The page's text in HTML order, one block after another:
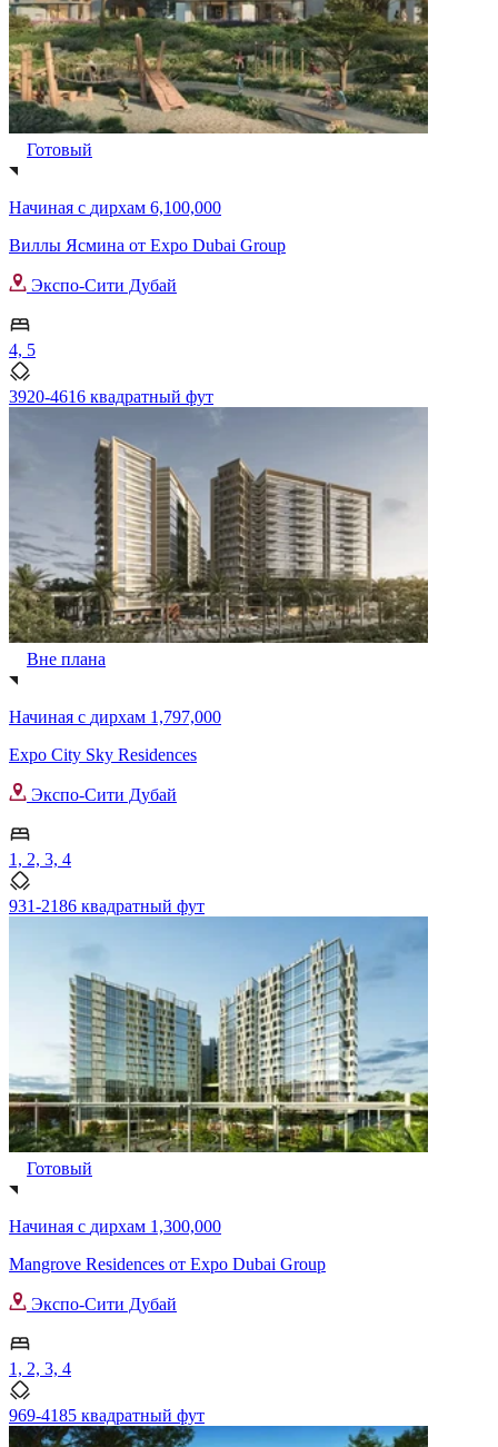
Готовый
Начиная с дирхам 6,100,000
Виллы Ясмина от Expo Dubai Group
Экспо-Сити Дубай
4, 5
3920-4616 квадратный фут
Вне плана
Начиная с дирхам 1,797,000
Expo City Sky Residences
Экспо-Сити Дубай
1, 2, 3, 4
931-2186 квадратный фут
Готовый
Начиная с дирхам 1,300,000
Mangrove Residences от Expo Dubai Group
Экспо-Сити Дубай
1, 2, 3, 4
969-4185 квадратный фут